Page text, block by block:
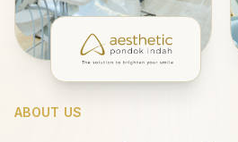
ABOUT US